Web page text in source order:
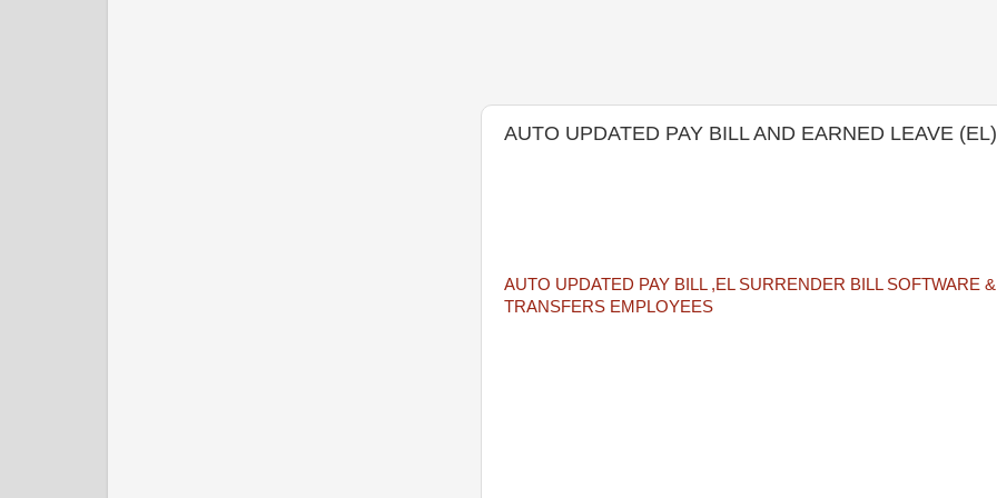
AUTO UPDATED PAY BILL AND EARNED LEAVE
AUTO UPDATED PAY BILL ,EL SURRENDER BILL SOFTWARE
TRANSFERS EMPLOYEES